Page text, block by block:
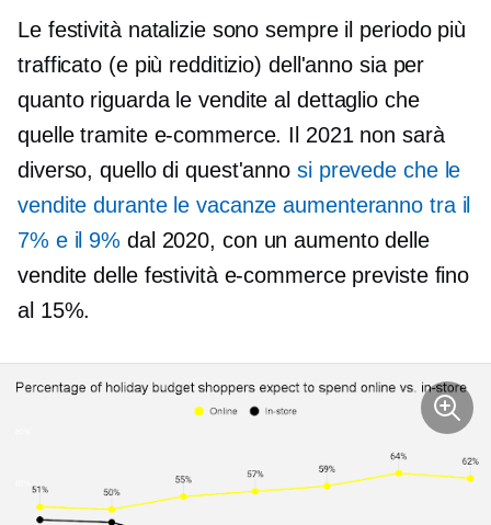
Le festività natalizie sono sempre il periodo più
trafficato (e più redditizio) dell'anno sia per
quanto riguarda le vendite al dettaglio che
quelle tramite e-commerce. Il 2021 non sarà
diverso, quello di quest'anno si prevede che le
vendite durante le vacanze aumenteranno tra il
7% e il 9% dal 2020, con un aumento delle
vendite delle festività e-commerce previste fino
al 15%.